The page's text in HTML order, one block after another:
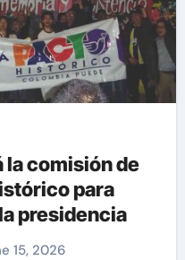
la comisión de
para
presidencia
15, 2026